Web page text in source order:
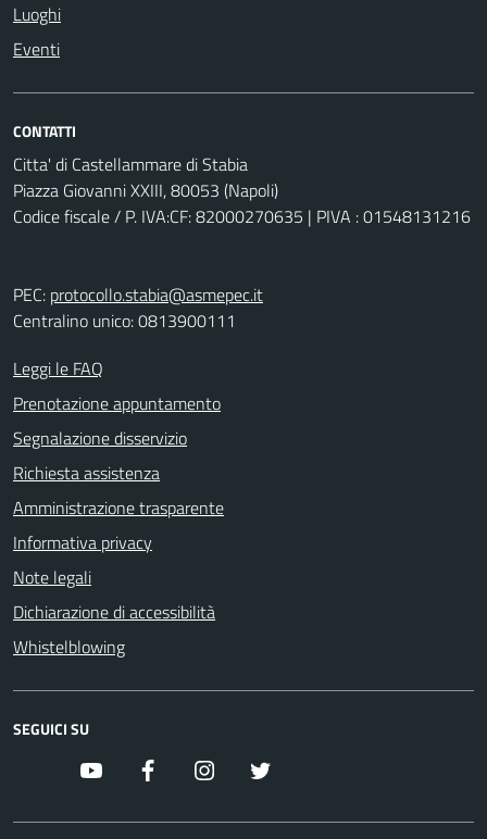
Luoghi
Eventi
CONTATTI
Citta' di Castellammare di Stabia
Piazza Giovanni XXIII, 80053 (Napoli)
Codice fiscale / P. IVA:CF: 82000270635 | PIVA : 01548131216
PEC: protocollo.stabia@asmepec.it
Centralino unico: 0813900111
Leggi le FAQ
Prenotazione appuntamento
Segnalazione disservizio
Richiesta assistenza
Amministrazione trasparente
Informativa privacy
Note legali
Dichiarazione di accessibilità
Whistelblowing
SEGUICI SU
youtube facebook instagram